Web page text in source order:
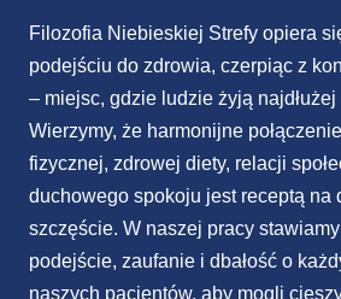
Filozofia Niebieskiej Strefy opiera
podejściu do zdrowia, czerpiąc z
– miejsc, gdzie ludzie żyją
Wierzymy, że harmonijne
fizycznej, zdrowej diety, relacji
duchowego spokoju jest receptą na
szczęście. W naszej pracy
podejście, zaufanie i dbałość o
naszych pacjentów, aby mogli